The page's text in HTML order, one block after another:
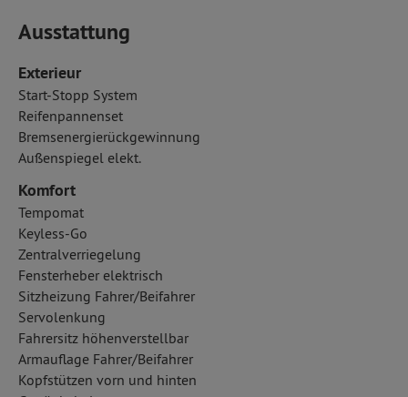
Ausstattung
Exterieur
Start-Stopp System
Reifenpannenset
Bremsenergierückgewinnung
Außenspiegel elekt.
Komfort
Tempomat
Keyless-Go
Zentralverriegelung
Fensterheber elektrisch
Sitzheizung Fahrer/Beifahrer
Servolenkung
Fahrersitz höhenverstellbar
Armauflage Fahrer/Beifahrer
Kopfstützen vorn und hinten